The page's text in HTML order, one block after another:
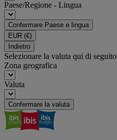
Paese/Regione - Lingua
Confermare Paese e lingua
EUR (€)
Indietro
Selezionare la valuta qui di seguito
Zona geografica
Valuta
Confermare la valuta